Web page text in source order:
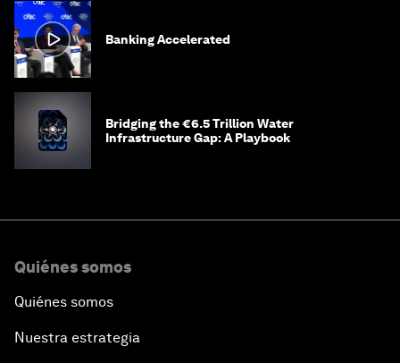
Banking Accelerated
Bridging the €6.5 Trillion Water
Infrastructure Gap: A Playbook
Quiénes somos
Quiénes somos
Nuestra estrategia